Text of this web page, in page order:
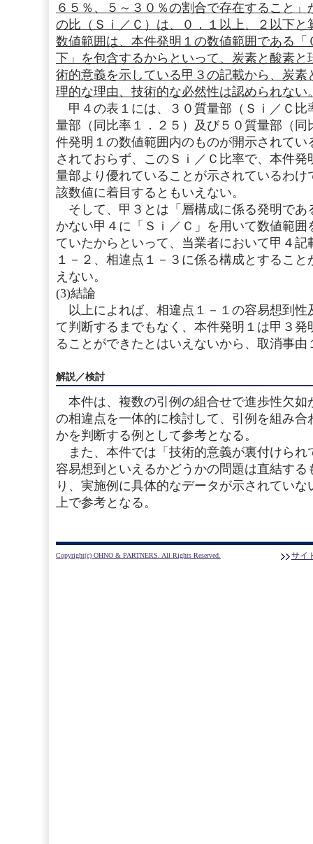
６５％、５～３０％の割合で存在すること
の比（Ｓｉ／Ｃ）は、０．１以上、２以下
数値範囲は、本件発明１の数値範囲である「
下」を包含するからといって、炭素と酸素
術的意義を示している甲３の記載から、炭
理的な理由、技術的な必然性は認められない
甲４の表１には、３０質量部（Ｓｉ／Ｃ比
量部（同比率１．２５）及び５０質量部（
件発明１の数値範囲内のものが開示されて
されておらず、このＳｉ／Ｃ比率で、本件
量部より優れていることが示されているわ
該数値に着目するともいえない。
そして、甲３とは「層構成に係る発明であ
かない甲４に「Ｓｉ／Ｃ」を用いて数値範
ていたからといって、当業者において甲４
１－２、相違点１－３に係る構成とするこ
えない。
(3)結論
以上によれば、相違点１－１の容易想到性
て判断するまでもなく、本件発明１は甲３
ることができたとはいえないから、取消事由
解説／検討
本件は、複数の引例の組合せで進歩性欠如
の相違点を一体的に検討して、引例を組み
かを判断する例として参考となる。
また、本件では「技術的意義が裏付けられ
容易想到といえるかどうかの問題は直結す
り、実施例に具体的なデータが示されてい
上で参考となる。
Copyright(c) OHNO & PARTNERS. All Rights Reserved. サイ